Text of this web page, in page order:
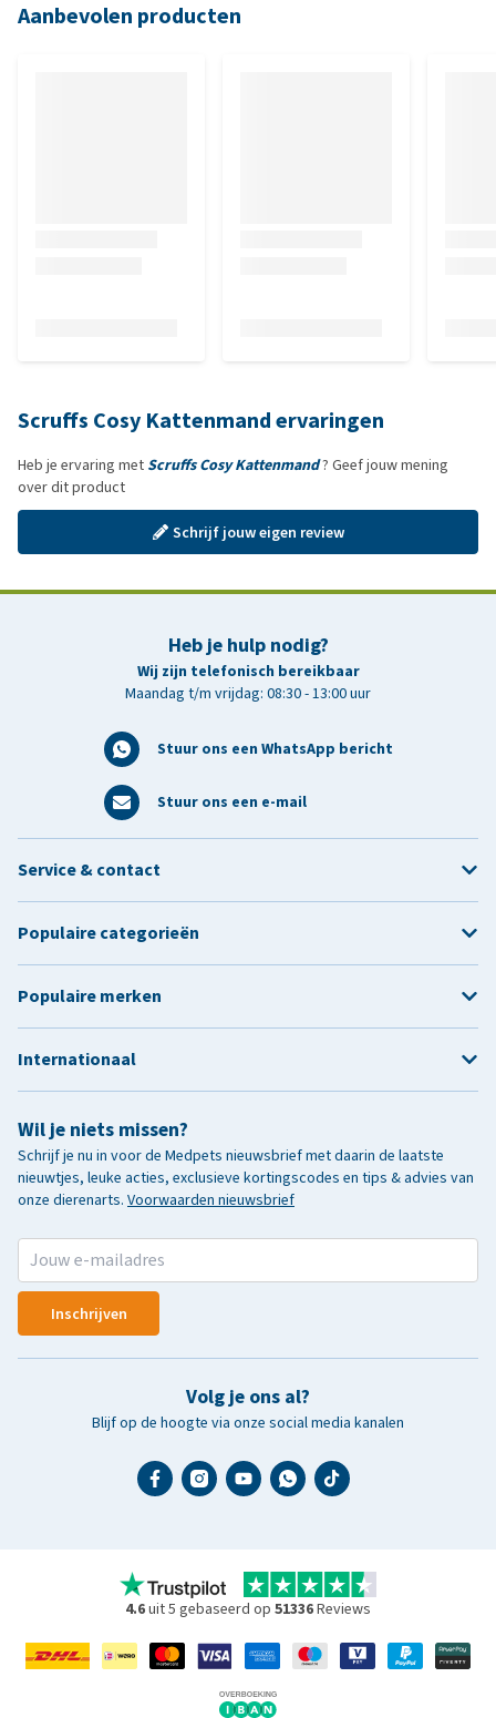
Aanbevolen producten
Scruffs Cosy Kattenmand ervaringen
Heb je ervaring met Scruffs Cosy Kattenmand? Geef jouw mening
over dit product
Schrijf jouw eigen review
Heb je hulp nodig?
Wij zijn telefonisch bereikbaar
Maandag t/m vrijdag: 08:30 - 13:00 uur
Stuur ons een WhatsApp bericht
Stuur ons een e-mail
Wil je niets missen?
Schrijf je nu in voor de Medpets nieuwsbrief met daarin de laatste
nieuwtjes, leuke acties, exclusieve kortingscodes en tips & advies van
onze dierenarts. Voorwaarden nieuwsbrief
Inschrijven
Volg je ons al?
Blijf op de hoogte via onze social media kanalen
Service & contact
Populaire categorieën
Populaire merken
Internationaal
4.6uit 5 gebaseerd op 51336Reviews